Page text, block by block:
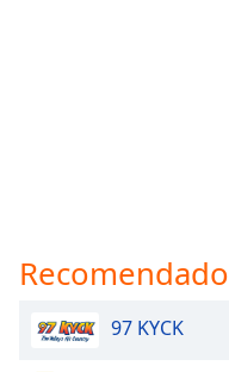
Recomendado
97 KYCK